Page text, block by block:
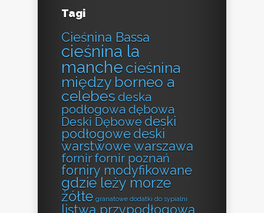
Tagi
Cieśnina Bassa
cieśnina la
manche cieśnina
między borneo a
celebes deska
podłogowa dębowa
Deski Dębowe deski
podłogowe deski
warstwowe warszawa
fornir fornir poznań
forniry modyfikowane
gdzie leży morze
żółte granatowe dodatki do sypialni
listwa przypodłogowa